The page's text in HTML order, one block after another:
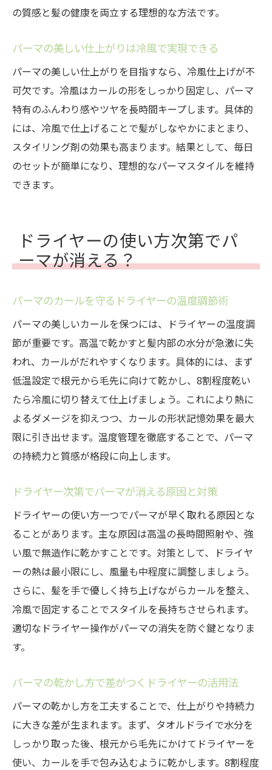
の質感と髪の健康を両立する理想的な方法です。
パーマの美しい仕上がりは冷風で実現できる
パーマの美しい仕上がりを目指すなら、冷風仕上げが不
可欠です。冷風はカールの形をしっかり固定し、パーマ
特有のふんわり感やツヤを長時間キープします。具体的
には、冷風で仕上げることで髪がしなやかにまとまり、
スタイリング剤の効果も高まります。結果として、毎日
のセットが簡単になり、理想的なパーマスタイルを維持
できます。
ドライヤーの使い方次第でパ
ーマが消える？
パーマのカールを守るドライヤーの温度調節術
パーマの美しいカールを保つには、ドライヤーの温度調
節が重要です。高温で乾かすと髪内部の水分が急激に失
われ、カールがだれやすくなります。具体的には、まず
低温設定で根元から毛先に向けて乾かし、8割程度乾い
たら冷風に切り替えて仕上げましょう。これにより熱に
よるダメージを抑えつつ、カールの形状記憶効果を最大
限に引き出せます。温度管理を徹底することで、パーマ
の持続力と質感が格段に向上します。
ドライヤー次第でパーマが消える原因と対策
ドライヤーの使い方一つでパーマが早く取れる原因とな
ることがあります。主な原因は高温の長時間照射や、強
い風で無造作に乾かすことです。対策として、ドライヤ
ーの熱は最小限にし、風量も中程度に調整しましょう。
さらに、髪を手で優しく持ち上げながらカールを整え、
冷風で固定することでスタイルを長持ちさせられます。
適切なドライヤー操作がパーマの消失を防ぐ鍵となりま
す。
パーマの乾かし方で差がつくドライヤーの活用法
パーマの乾かし方を工夫することで、仕上がりや持続力
に大きな差が生まれます。まず、タオルドライで水分を
しっかり取った後、根元から毛先にかけてドライヤーを
使い、カールを手で包み込むように乾かします。8割程度